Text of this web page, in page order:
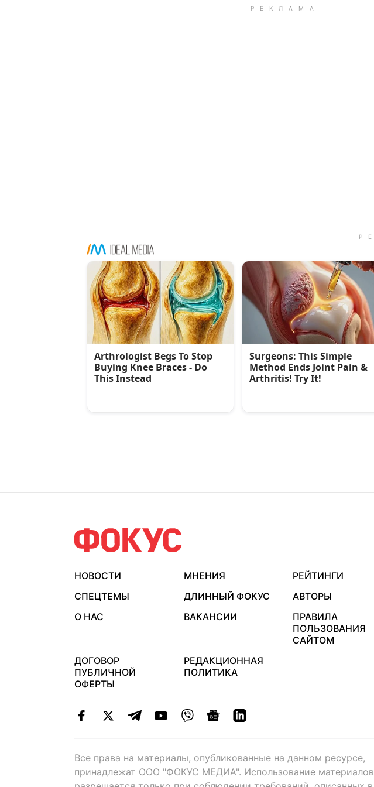
НОВОСТИ МНЕНИЯ
РЕЙТИНГИ
СПЕЦТЕМЫ
ДЛИННЫЙ ФОКУС
АВТОРЫ
О НАС
ВАКАНСИИ
ПРАВИЛА
ПОЛЬЗОВАНИЯ
САЙТОМ
ДОГОВОР
ПУБЛИЧНОЙ
ОФЕРТЫ
РЕДАКЦИОННАЯ
ПОЛИТИКА
Все права на материалы, опубликованные на данном ресурсе,
принадлежат ООО "ФОКУС МЕДИА". Использование материалов